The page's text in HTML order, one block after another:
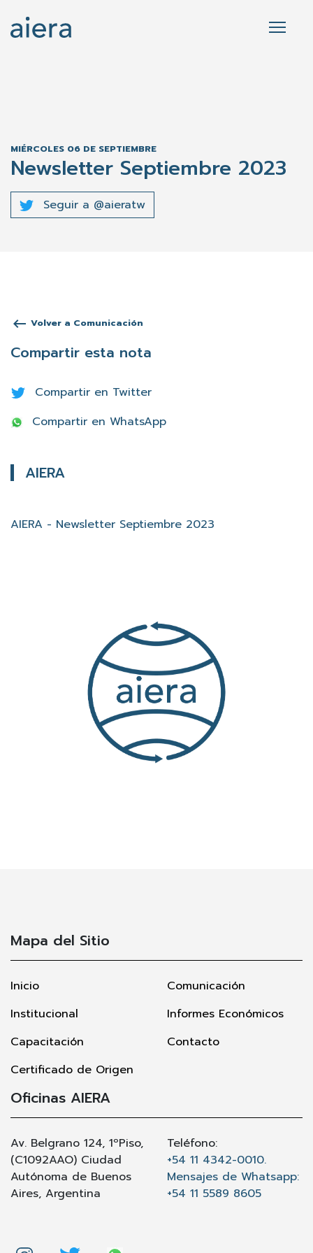
MIÉRCOLES 06 DE SEPTIEMBRE
Newsletter Septiembre 2023
Seguir a @aieratw
keyboard_backspace Volver a Comunicación
Compartir esta nota
Compartir en Twitter
Compartir en WhatsApp
AIERA
AIERA - Newsletter Septiembre 2023
Mapa del Sitio
Inicio
Institucional
Capacitación
Certificado de Origen
Comunicación
Informes Económicos
Contacto
Oficinas AIERA
Av. Belgrano 124, 1ºPiso,
(C1092AAO) Ciudad
Autónoma de Buenos
Aires, Argentina
Teléfono:
+54 11 4342-0010.
Mensajes de Whatsapp:
+54 11 5589 8605